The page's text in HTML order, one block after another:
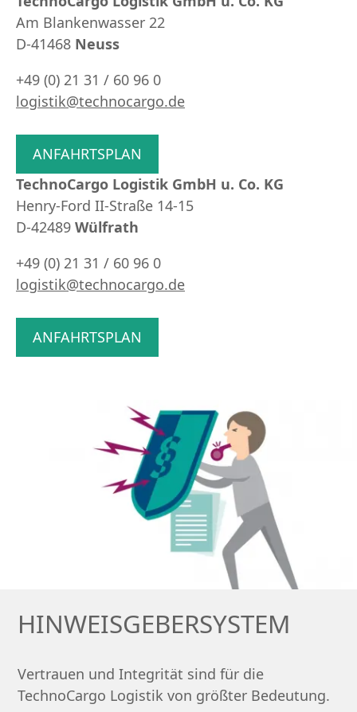
Am Blankenwasser 22
D-41468 Neuss
+49 (0) 21 31 / 60 96 0
logistik@technocargo.de
ANFAHRTSPLAN
TechnoCargo Logistik GmbH u. Co. KG
Henry-Ford II-Straße 14-15
D-42489 Wülfrath
+49 (0) 21 31 / 60 96 0
logistik@technocargo.de
ANFAHRTSPLAN
HINWEISGEBERSYSTEM
Vertrauen und Integrität sind für die
TechnoCargo Logistik von größter Bedeutung.